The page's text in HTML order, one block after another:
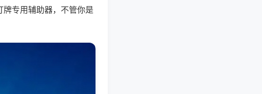
专用辅助器，不管你是